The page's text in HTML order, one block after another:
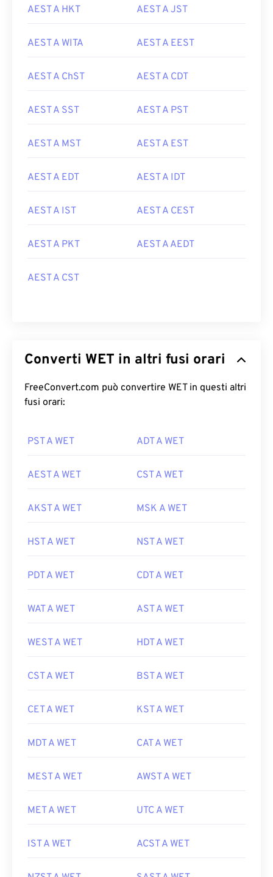
AEST A HKT AEST A JST
AEST A WITA AEST A EEST
AEST A ChST AEST A CDT
AEST A SST AEST A PST
AEST A MST AEST A EST
AEST A EDT AEST A IDT
AEST A IST AEST A CEST
AEST A PKT AEST A AEDT
AEST A CST
Converti WET in altri fusi orari
FreeConvert.com può convertire WET in questi altri
fusi orari:
PST A WET ADT A WET
AEST A WET CST A WET
AKST A WET MSK A WET
HST A WET NST A WET
PDT A WET CDT A WET
WAT A WET AST A WET
WEST A WET HDT A WET
CST A WET BST A WET
CET A WET KST A WET
MDT A WET CAT A WET
MEST A WET AWST A WET
MET A WET UTC A WET
IST A WET ACST A WET